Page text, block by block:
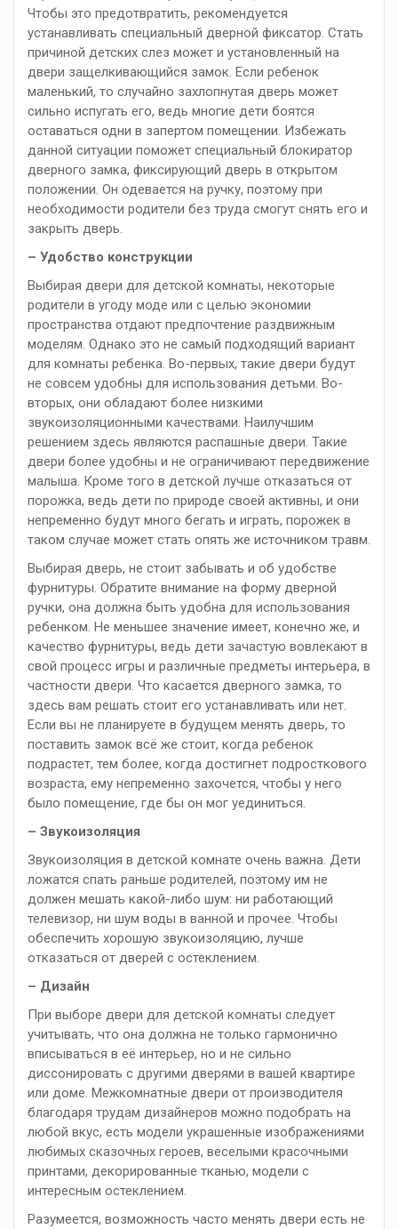
Чтобы это предотвратить, рекомендуется
устанавливать специальный дверной фиксатор. Стать
причиной детских слез может и установленный на
двери защелкивающийся замок. Если ребенок
маленький, то случайно захлопнутая дверь может
сильно испугать его, ведь многие дети боятся
оставаться одни в запертом помещении. Избежать
данной ситуации поможет специальный блокиратор
дверного замка, фиксирующий дверь в открытом
положении. Он одевается на ручку, поэтому при
необходимости родители без труда смогут снять его и
закрыть дверь.
– Удобство конструкции
Выбирая двери для детской комнаты, некоторые
родители в угоду моде или с целью экономии
пространства отдают предпочтение раздвижным
моделям. Однако это не самый подходящий вариант
для комнаты ребенка. Во-первых, такие двери будут
не совсем удобны для использования детьми. Во-
вторых, они обладают более низкими
звукоизоляционными качествами. Наилучшим
решением здесь являются распашные двери. Такие
двери более удобны и не ограничивают передвижение
малыша. Кроме того в детской лучше отказаться от
порожка, ведь дети по природе своей активны, и они
непременно будут много бегать и играть, порожек в
таком случае может стать опять же источником травм.
Выбирая дверь, не стоит забывать и об удобстве
фурнитуры. Обратите внимание на форму дверной
ручки, она должна быть удобна для использования
ребенком. Не меньшее значение имеет, конечно же, и
качество фурнитуры, ведь дети зачастую вовлекают в
свой процесс игры и различные предметы интерьера, в
частности двери. Что касается дверного замка, то
здесь вам решать стоит его устанавливать или нет.
Если вы не планируете в будущем менять дверь, то
поставить замок всё же стоит, когда ребенок
подрастет, тем более, когда достигнет подросткового
возраста, ему непременно захочется, чтобы у него
было помещение, где бы он мог уединиться.
– Звукоизоляция
Звукоизоляция в детской комнате очень важна. Дети
ложатся спать раньше родителей, поэтому им не
должен мешать какой-либо шум: ни работающий
телевизор, ни шум воды в ванной и прочее. Чтобы
обеспечить хорошую звукоизоляцию, лучше
отказаться от дверей с остеклением.
– Дизайн
При выборе двери для детской комнаты следует
учитывать, что она должна не только гармонично
вписываться в её интерьер, но и не сильно
диссонировать с другими дверями в вашей квартире
или доме. Межкомнатные двери от производителя
благодаря трудам дизайнеров можно подобрать на
любой вкус, есть модели украшенные изображениями
любимых сказочных героев, веселыми красочными
принтами, декорированные тканью, модели с
интересным остеклением.
Разумеется, возможность часто менять двери есть не